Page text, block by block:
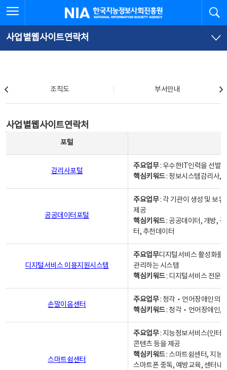
문
로
가
체
뉴
바
가
한국지능정보사회진흥원
사업별웹사이트연락처
조직도 부서안내
사업별웹사이트연락처
포털
감리사포털
주요업무: 우수한IT인력을 선발
핵심키워드: 정보시스템감리사,
공공데이터포털
주요업무: 각 기관이 생성 및 보
제공
핵심키워드: 공공데이터, 개방,
터, 추천데이터
디지털서비스 이용지원시스템
주요업무디지털서비스 활성화를
관리하는 시스템
핵심키워드: 디지털서비스 전문
손말이음센터
주요업무: 청각‧언어장애인의
핵심키워드: 청각‧언어장애인,
스마트쉼센터
주요업무: 지능정보서비스(인터
콘텐츠 등을 제공
핵심키워드: 스마트쉼센터, 지능
스마트폰 중독, 예방교육, 센터내